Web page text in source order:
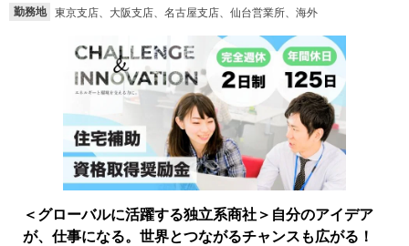
勤務地
東京支店、大阪支店、名古屋支店、仙台営業所、海外
＜グローバルに活躍する独立系商社＞自分のアイデア
が、仕事になる。世界とつながるチャンスも広がる！